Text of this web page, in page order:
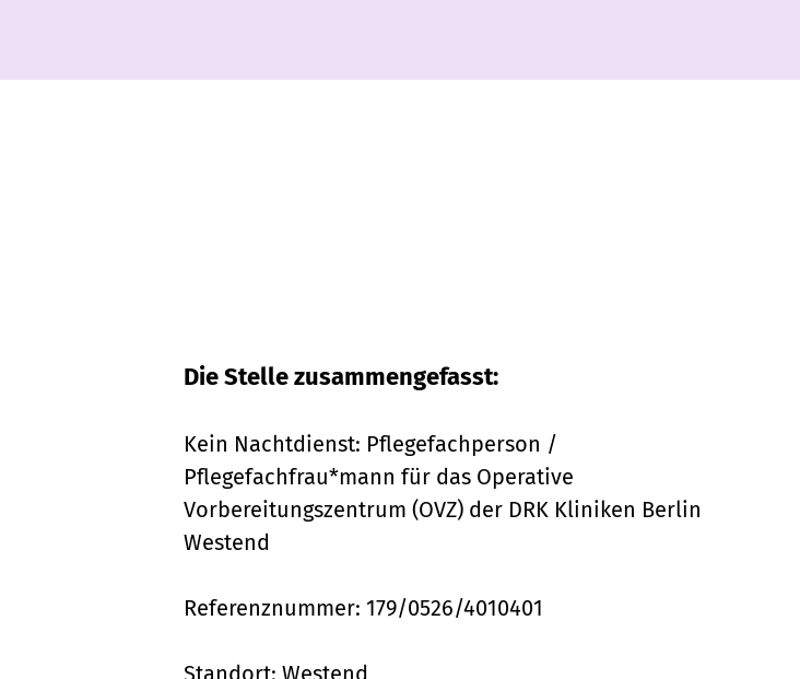
Die Stelle zusammengefasst:
Kein Nachtdienst: Pflegefachperson /
Pflegefachfrau*mann für das Operative
Vorbereitungszentrum (OVZ) der DRK Kliniken Berlin
Westend
Referenznummer: 179/0526/4010401
Standort: Westend